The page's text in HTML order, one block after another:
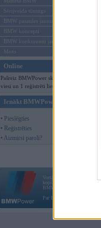
Sērijveida tūnings
BMW pasaules jaunumi
BMW koncepti
BMW konkurentu jaunumi
Moto
Online
Pašreiz BMWPower skatās 119
viesi un 1 reģistrēti lietotāji.
Ienākt BMWPower
• Pieslēgties
• Reģistrēties
• Aizmirsi paroli?
Vortāls BMWPower.lv
kopš 2002. gada 14. maija.
BMW AG.
Par BMWPower